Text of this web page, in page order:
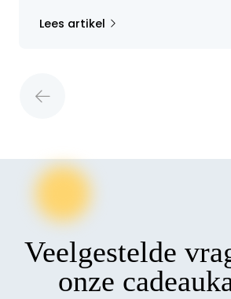
Lees artikel
Veelgestelde
onze